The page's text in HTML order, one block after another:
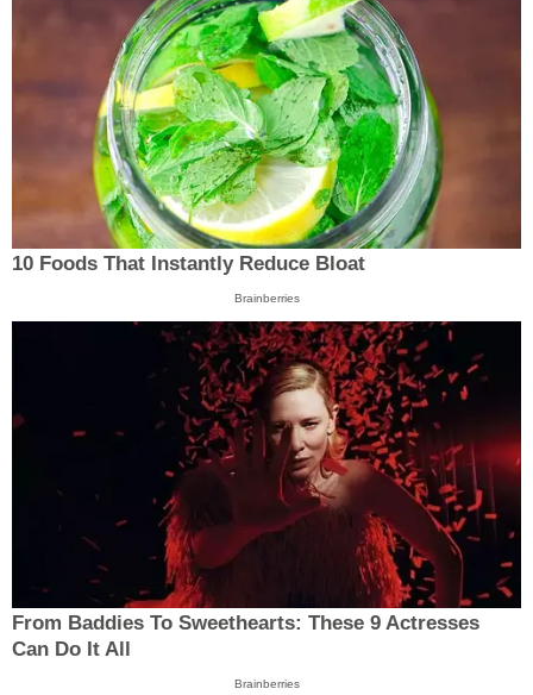
10 Foods That Instantly Reduce Bloat
Brainberries
From Baddies To Sweethearts: These 9 Actresses
Can Do It All
Brainberries